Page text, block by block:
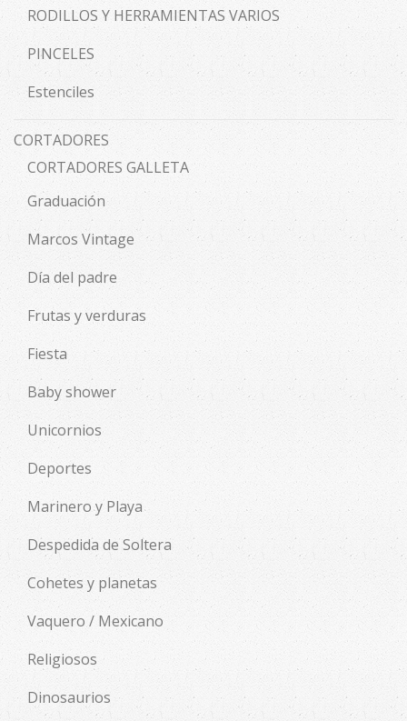
RODILLOS Y HERRAMIENTAS VARIOS
PINCELES
Estenciles
CORTADORES
CORTADORES GALLETA
Graduación
Marcos Vintage
Día del padre
Frutas y verduras
Fiesta
Baby shower
Unicornios
Deportes
Marinero y Playa
Despedida de Soltera
Cohetes y planetas
Vaquero / Mexicano
Religiosos
Dinosaurios